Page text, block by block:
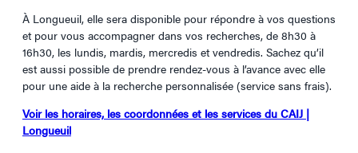
À Longueuil, elle sera disponible pour répondre à vos questions
et pour vous accompagner dans vos recherches, de 8h30 à
16h30, les lundis, mardis, mercredis et vendredis. Sachez qu’il
est aussi possible de prendre rendez-vous à l’avance avec elle
pour une aide à la recherche personnalisée (service sans frais).
Voir les horaires, les coordonnées et les services du CAIJ |
Longueuil